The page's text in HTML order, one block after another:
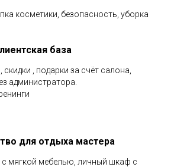
косметики, безопасность, уборка
база
скидки , подарки за счёт салона,
администратора.
для отдыха мастера
с мягкой мебелью, личный шкаф с